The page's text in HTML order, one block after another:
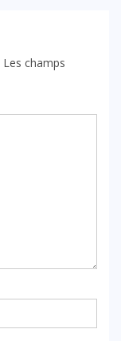
Les champs